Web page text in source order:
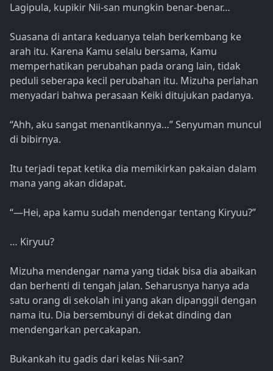
Lagipula, kupikir Nii-san mungkin benar-benar…
Suasana di antara keduanya telah berkembang ke
arah itu. Karena Kamu selalu bersama, Kamu
memperhatikan perubahan pada orang lain, tidak
peduli seberapa kecil perubahan itu. Mizuha perlahan
menyadari bahwa perasaan Keiki ditujukan padanya.
“Ahh, aku sangat menantikannya…” Senyuman muncul
di bibirnya.
Itu terjadi tepat ketika dia memikirkan pakaian dalam
mana yang akan didapat.
“—Hei, apa kamu sudah mendengar tentang Kiryuu?”
… Kiryuu?
Mizuha mendengar nama yang tidak bisa dia abaikan
dan berhenti di tengah jalan. Seharusnya hanya ada
satu orang di sekolah ini yang akan dipanggil dengan
nama itu. Dia bersembunyi di dekat dinding dan
mendengarkan percakapan.
Bukankah itu gadis dari kelas Nii-san?